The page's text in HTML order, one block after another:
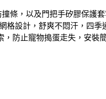
條，以及門把手矽膠保護
設計，舒爽不悶汗，四
防止寵物搗蛋走失，安裝